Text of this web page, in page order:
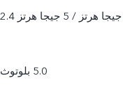
2.4 جيجا هرتز / 5 جيجا هرتز
بلوتوث ‎5.0